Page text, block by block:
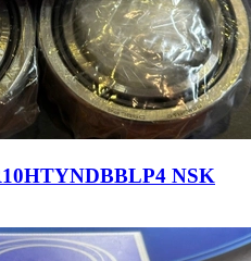
NSK